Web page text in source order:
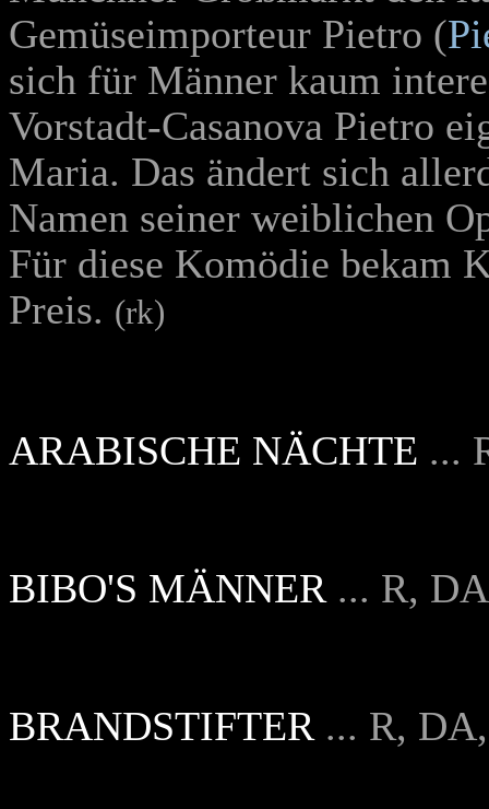
Gemüseimporteur Pietro (
sich für Männer kaum
Vorstadt-Casanova Pietro
Maria. Das ändert sich
Namen seiner weiblichen
Für diese Komödie bekam
Preis. (rk)
ARABISCHE NÄCHTE ...
BIBO'S MÄNNER ... R,
BRANDSTIFTER ... R,